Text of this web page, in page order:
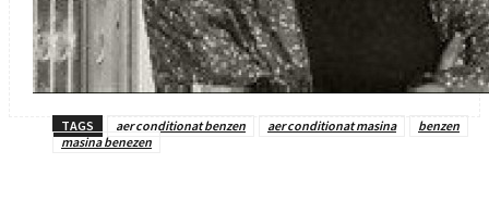
TAGS aer conditionat benzen aer conditionat masina
benzen
masina benezen